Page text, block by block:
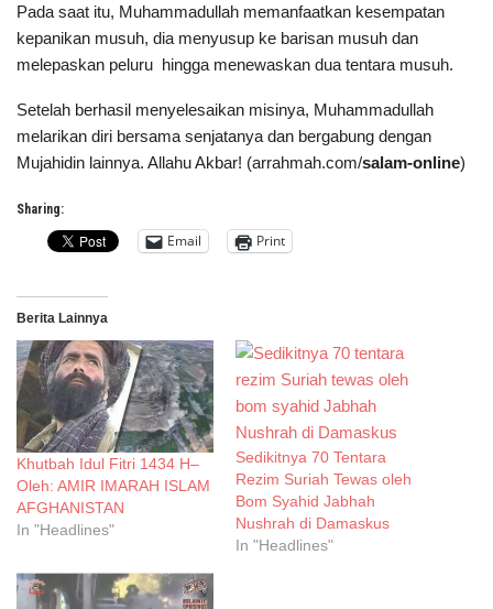
Pada saat itu, Muhammadullah memanfaatkan kesempatan
kepanikan musuh, dia menyusup ke barisan musuh dan
melepaskan peluru hingga menewaskan dua tentara musuh.
Setelah berhasil menyelesaikan misinya, Muhammadullah
melarikan diri bersama senjatanya dan bergabung dengan
Mujahidin lainnya. Allahu Akbar! (arrahmah.com/salam-online)
Sharing:
Email Print
Berita Lainnya
Khutbah Idul Fitri 1434 H–
Oleh: AMIR IMARAH ISLAM
AFGHANISTAN
In "Headlines"
Sedikitnya 70 Tentara
Rezim Suriah Tewas oleh
Bom Syahid Jabhah
Nushrah di Damaskus
In "Headlines"